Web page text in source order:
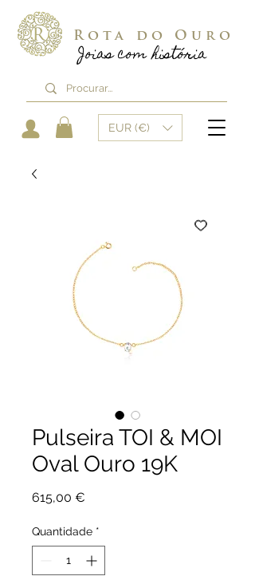
Joias com história
Rota do Ouro
EUR (€)
Pulseira TOI & MOI
Oval Ouro 19K
615,00 €
Quantidade *